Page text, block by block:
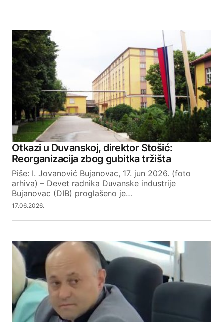
Otkazi u Duvanskoj, direktor Stošić:
Reorganizacija zbog gubitka tržišta
Piše: I. Jovanović Bujanovac, 17. jun 2026. (foto
arhiva) – Devet radnika Duvanske industrije
Bujanovac (DIB) proglašeno je…
17.06.2026.